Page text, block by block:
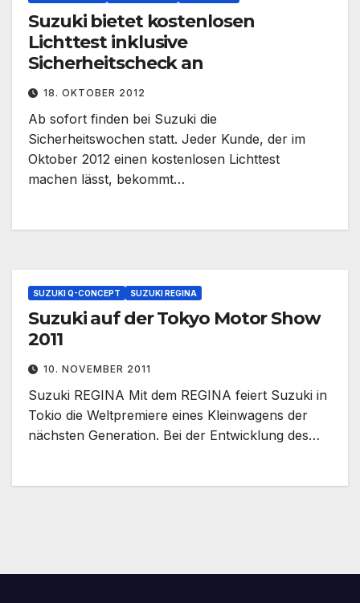
Suzuki bietet kostenlosen
Lichttest inklusive
Sicherheitscheck an
18. OKTOBER 2012
Ab sofort finden bei Suzuki die
Sicherheitswochen statt. Jeder Kunde, der im
Oktober 2012 einen kostenlosen Lichttest
machen lässt, bekommt…
SUZUKI Q-CONCEPT SUZUKI REGINA
Suzuki auf der Tokyo Motor Show
2011
10. NOVEMBER 2011
Suzuki REGINA Mit dem REGINA feiert Suzuki in
Tokio die Weltpremiere eines Kleinwagens der
nächsten Generation. Bei der Entwicklung des…